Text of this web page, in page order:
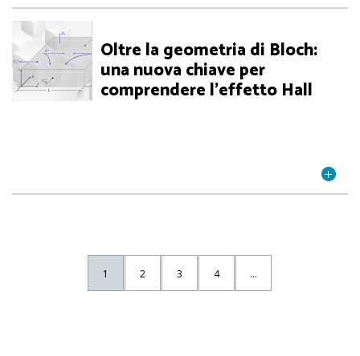
Oltre la geometria di Bloch:
una nuova chiave per
comprendere l’effetto Hall
1 2 3 4 ...